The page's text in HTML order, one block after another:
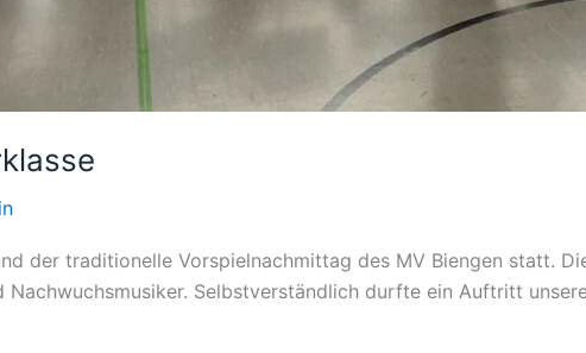
der traditionelle Vorspielnachmittag des MV Biengen statt.
Nachwuchsmusiker. Selbstverständlich durfte ein Auftritt